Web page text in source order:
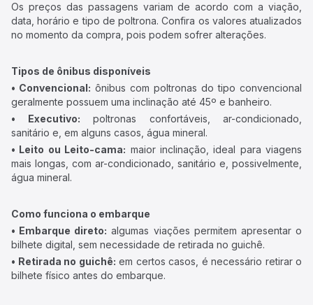
Os preços das passagens variam de acordo com a viação,
data, horário e tipo de poltrona. Confira os valores atualizados
no momento da compra, pois podem sofrer alterações.
Tipos de ônibus disponíveis
• Convencional: ônibus com poltronas do tipo convencional
geralmente possuem uma inclinação até 45º e banheiro.
• Executivo: poltronas confortáveis, ar-condicionado,
sanitário e, em alguns casos, água mineral.
• Leito ou Leito-cama: maior inclinação, ideal para viagens
mais longas, com ar-condicionado, sanitário e, possivelmente,
água mineral.
Como funciona o embarque
• Embarque direto: algumas viações permitem apresentar o
bilhete digital, sem necessidade de retirada no guichê.
• Retirada no guichê: em certos casos, é necessário retirar o
bilhete físico antes do embarque.